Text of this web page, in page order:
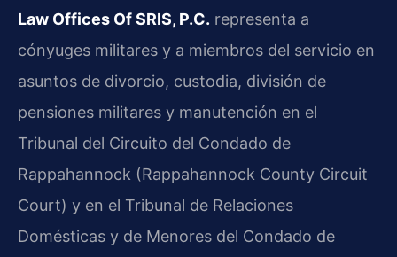
Law Offices Of SRIS, P.C. representa a
cónyuges militares y a miembros del servicio en
asuntos de divorcio, custodia, división de
pensiones militares y manutención en el
Tribunal del Circuito del Condado de
Rappahannock (Rappahannock County Circuit
Court) y en el Tribunal de Relaciones
Domésticas y de Menores del Condado de